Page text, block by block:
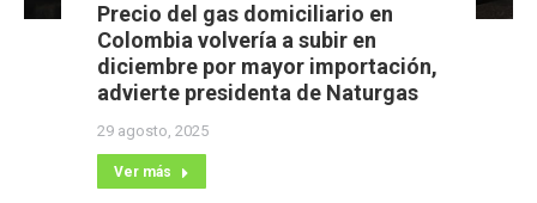
Precio del gas domiciliario en
Colombia volvería a subir en
diciembre por mayor importación,
advierte presidenta de Naturgas
29 agosto, 2025
Ver más